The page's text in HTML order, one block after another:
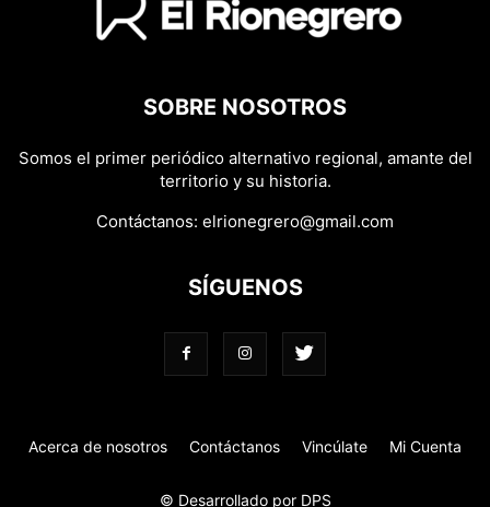
SOBRE NOSOTROS
Somos el primer periódico alternativo regional, amante del
territorio y su historia.
Contáctanos: elrionegrero@gmail.com
SÍGUENOS
Acerca de nosotros Contáctanos Vincúlate Mi Cuenta
© Desarrollado por DPS